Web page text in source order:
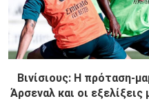
Βινίσιους: Η πρόταση-
Άρσεναλ και οι